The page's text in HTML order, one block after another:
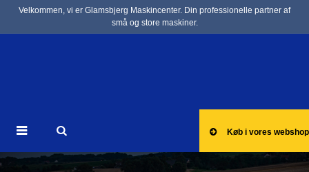
Velkommen, vi er Glamsbjerg Maskincenter. Din professionelle partner af
små og store maskiner.
Køb i vores webshop